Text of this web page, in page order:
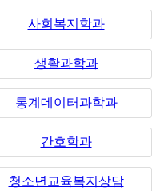
사회복지학과
생활과학과
통계데이터과학과
간호학과
청소년교육복지상담